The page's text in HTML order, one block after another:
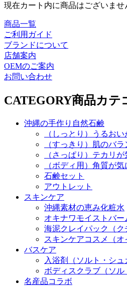
現在カート内に商品はございませ
商品一覧
ご利用ガイド
ブランドについて
店舗案内
OEMのご案内
お問い合わせ
CATEGORY商品カテ
沖縄の手作り自然石鹸
（しっとり）うるお
（すっきり）肌のバ
（さっぱり）テカリ
（ボディ用）角質が
石鹸セット
アウトレット
スキンケア
沖縄素材の恵み化粧水
オキナワモイストバー
海泥クレイパック（ク
スキンケアコスメ（オ
バスケア
入浴剤（ソルト・シュ
ボディスクラブ（ソル
名産品コラボ